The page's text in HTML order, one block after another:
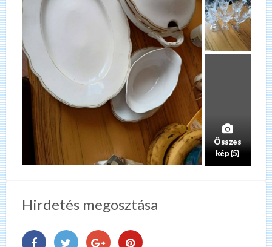
Összes
kép (5)
Hirdetés megosztása